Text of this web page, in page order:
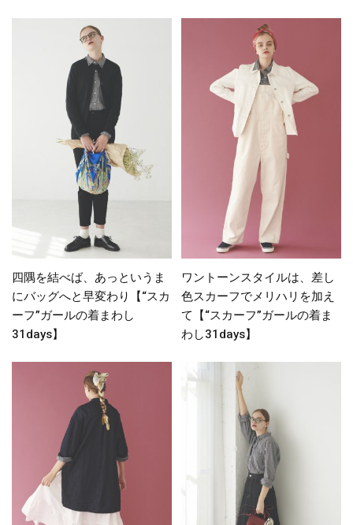
四隅を結べば、あっというま
にバッグへと早変わり【“スカ
ーフ”ガールの着まわし
31days】
ワントーンスタイルは、差し
色スカーフでメリハリを加え
て【“スカーフ”ガールの着ま
わし31days】